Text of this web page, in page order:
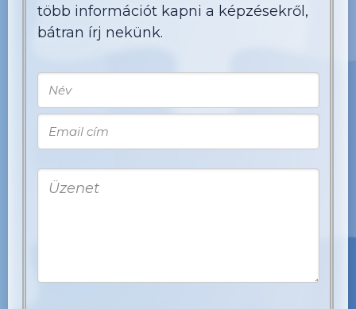
több információt kapni a képzésekről,
bátran írj nekünk.